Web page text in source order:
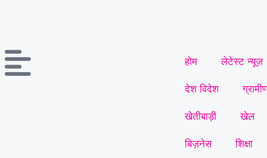
होम लेटेस्ट न्यूज़
देश विदेश
खेतीबाड़ी खेल
बिज़नेस शिक्षा